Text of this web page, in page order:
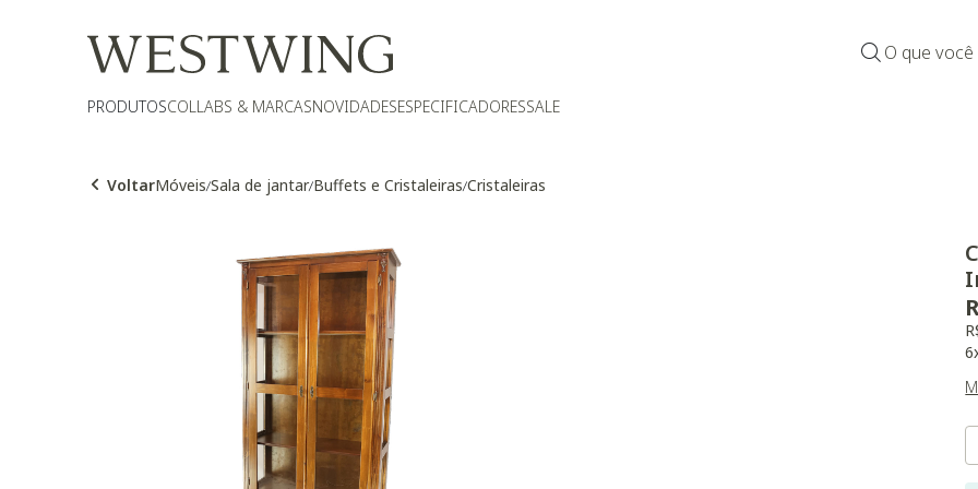
O que
PRODUTOSCOLLABS & MARCASNOVIDADESESPECIFICADORESSALE
VoltarMóveis/Sala de jantar/Buffets e Cristaleiras/Cristaleiras